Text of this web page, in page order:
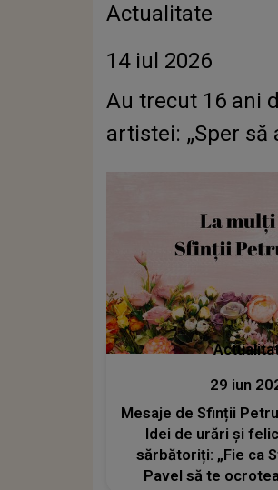
Actualitate
14 iul 2026
Au trecut 16 ani
artistei: „Sper
29 iun
Mesaje de Sfinții
Idei de urări și
sărbătoriți: „Fie ca
Pavel să te